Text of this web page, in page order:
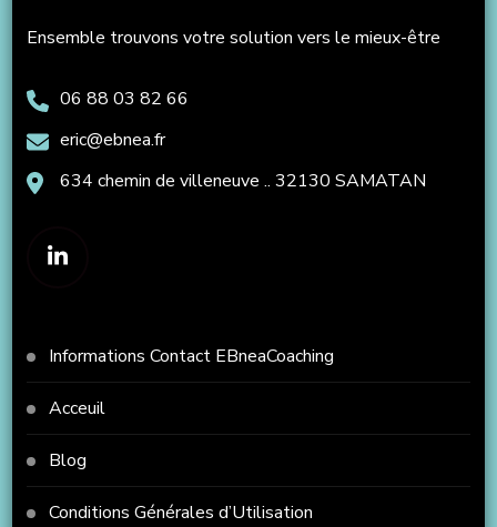
Ensemble trouvons votre solution vers le mieux-être
06 88 03 82 66
eric@ebnea.fr
634 chemin de villeneuve .. 32130 SAMATAN
Informations Contact EBneaCoaching
Acceuil
Blog
Conditions Générales d’Utilisation